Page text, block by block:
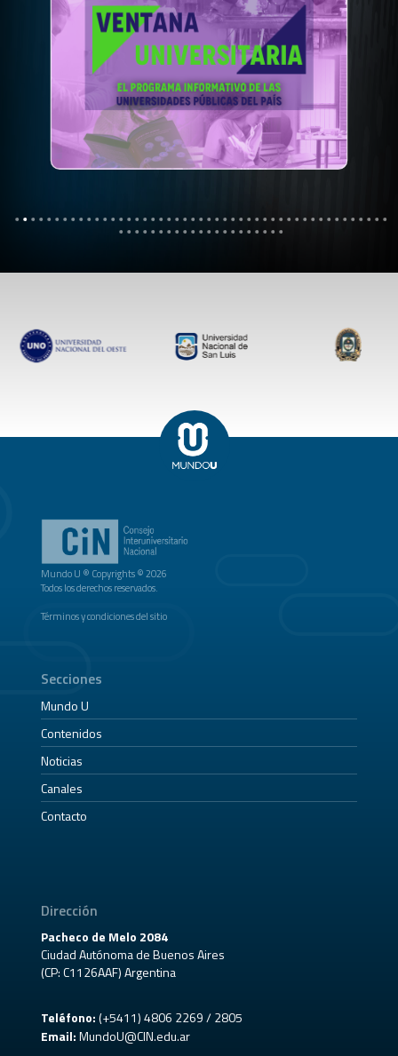
Mundo U ® Copyrights © 2026
Todos los derechos reservados.
Términos y condiciones del sitio
Secciones
Mundo U
Contenidos
Noticias
Canales
Contacto
Dirección
Pacheco de Melo 2084
Ciudad Autónoma de Buenos Aires
(CP: C1126AAF) Argentina
Teléfono:(+5411) 4806 2269 / 2805
Email: MundoU@CIN.edu.ar